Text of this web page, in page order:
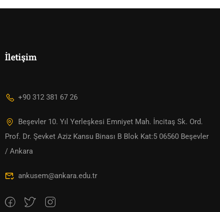
İletişim
+90 312 381 67 26
Beşevler 10. Yıl Yerleşkesi Emniyet Mah. İncitaş Sk. Ord.
Prof. Dr. Şevket Aziz Kansu Binası B Blok Kat:5 06560 Beşevler
/ Ankara
ankusem@ankara.edu.tr